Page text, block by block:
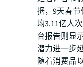
据，9天春
均3.11亿人
台报告则显
潜力进一步延
随着消费品